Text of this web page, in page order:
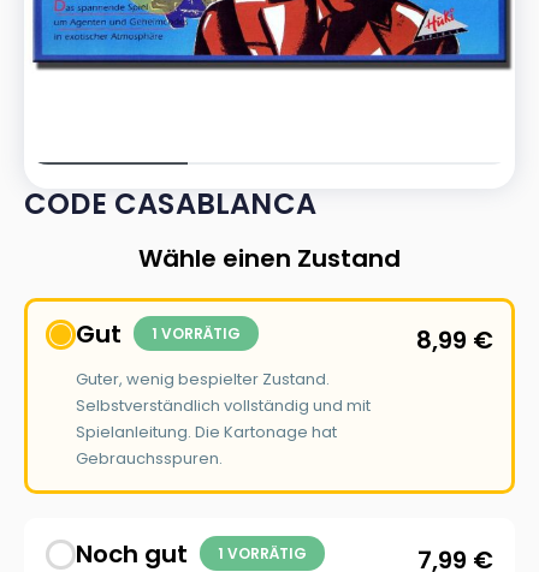
CODE CASABLANCA
Wähle einen Zustand
Gut 1 VORRÄTIG
Guter, wenig bespielter Zustand.
Selbstverständlich vollständig und mit
Spielanleitung. Die Kartonage hat
Gebrauchsspuren.
8,99 €
Noch gut 1 VORRÄTIG 7,99 €